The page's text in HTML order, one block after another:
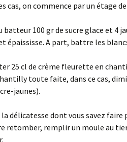
cas, on commence par un étage
batteur 100 gr de sucre glace et 4
épaississe. A part, battre les
25 cl de crème fleurette en
toute faite, dans ce cas,
jaunes).
délicatesse dont vous savez
retomber, remplir un moule au